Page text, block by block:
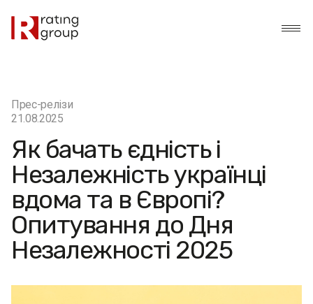
Прес-релізи
21.08.2025
Як бачать єдність і
Незалежність українці
вдома та в Європі?
Опитування до Дня
Незалежності 2025